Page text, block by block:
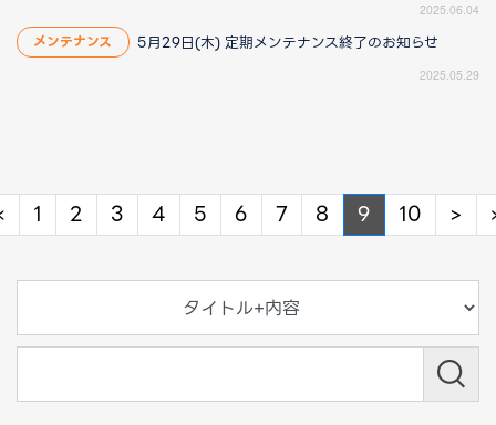
2025.06.04
メンテナンス 5月29日(木) 定期メンテナンス終了のお知らせ
2025.05.29
Previous
1 2 3 4 5 6 7 8 9 10 >